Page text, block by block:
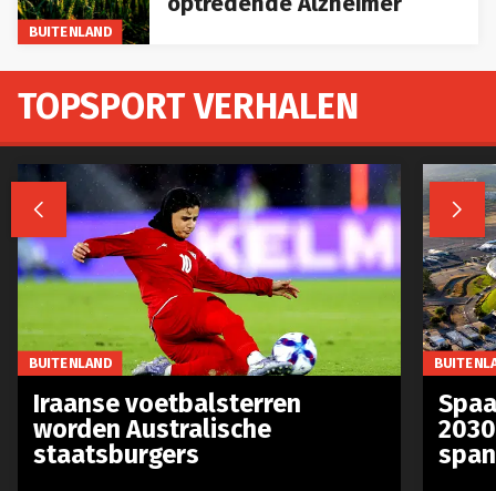
BUITENLAND
TOPSPORT VERHALEN
 
BUITENLAND
Iraanse voetbalsterren
worden Australische
staatsburgers